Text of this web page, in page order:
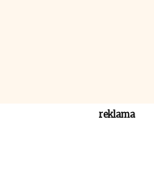
reklama